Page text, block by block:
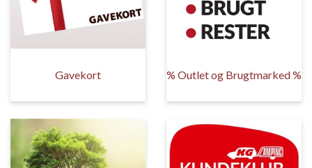
Gavekort % Outlet og Brugtmarked %